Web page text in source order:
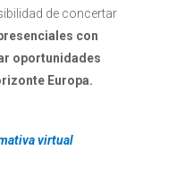
de concertar
con
oportunidades
Europa.
virtual